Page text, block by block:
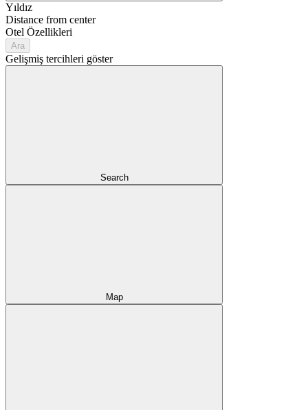
Yıldız
Distance from center
Otel Özellikleri
Ara
Gelişmiş tercihleri göster
Search
Map